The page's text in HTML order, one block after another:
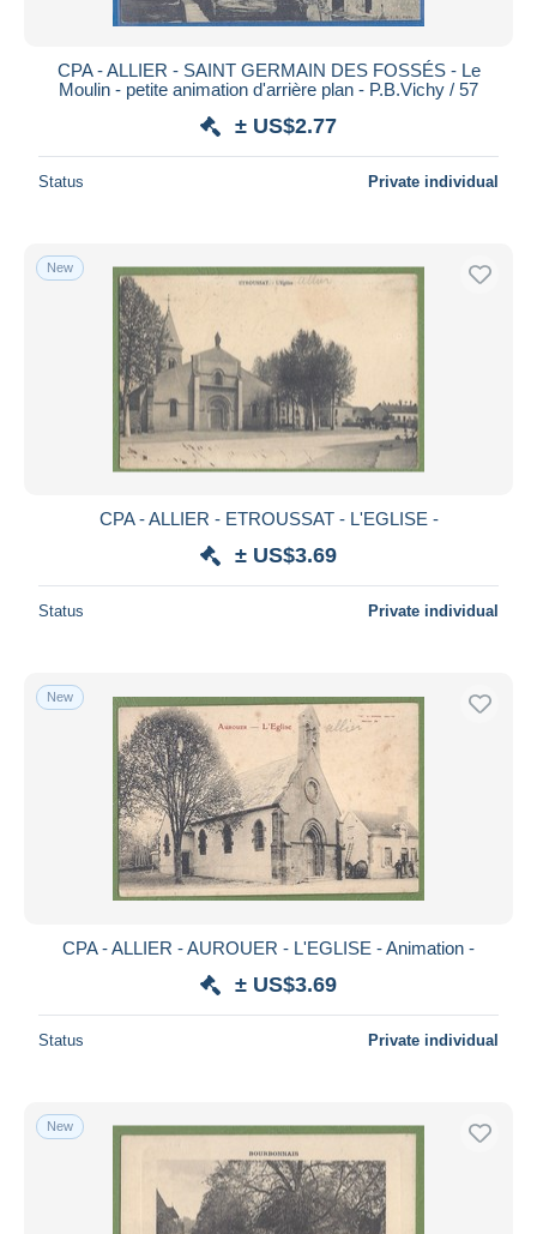
CPA - ALLIER - SAINT GERMAIN DES FOSSÉS - Le
Moulin - petite animation d'arrière plan - P.B.Vichy / 57
± US$2.77
Status Private individual
New
CPA - ALLIER - ETROUSSAT - L'EGLISE -
± US$3.69
Status Private individual
New
CPA - ALLIER - AUROUER - L'EGLISE - Animation -
± US$3.69
Status Private individual
New